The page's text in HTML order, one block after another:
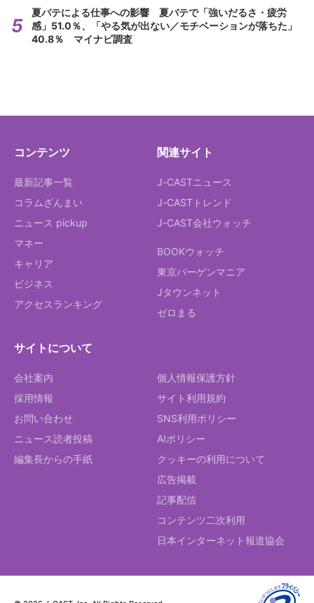
夏バテによる仕事への影響 夏バテで「強いだるさ・疲労
感」51.0％、「やる気が出ない／モチベーションが落ちた」
40.8％ マイナビ調査
コンテンツ
最新記事一覧
コラムざんまい
ニュース pickup
マネー
キャリア
ビジネス
アクセスランキング
関連サイト
J-CASTニュース
J-CASTトレンド
J-CAST会社ウォッチ
BOOKウォッチ
東京バーゲンマニア
Jタウンネット
ゼロまる
サイトについて
会社案内
採用情報
お問い合わせ
ニュース読者投稿
編集長からの手紙
個人情報保護方針
サイト利用規約
SNS利用ポリシー
AIポリシー
クッキーの利用について
広告掲載
記事配信
コンテンツ二次利用
日本インターネット報道協会